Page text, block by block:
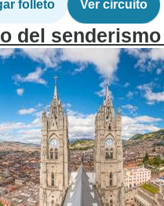
folleto Ver circuito
del